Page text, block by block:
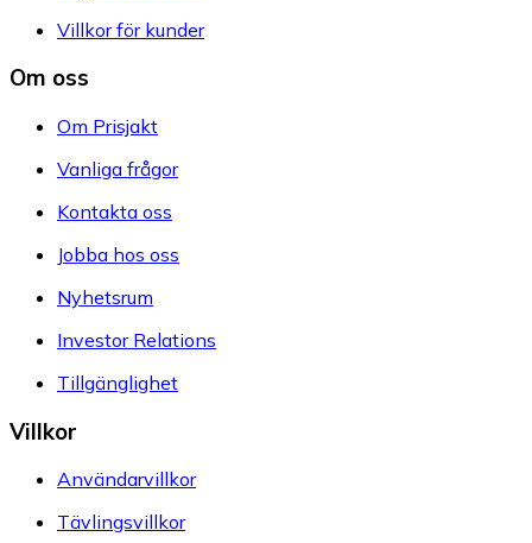
Villkor för kunder
Om oss
Om Prisjakt
Vanliga frågor
Kontakta oss
Jobba hos oss
Nyhetsrum
Investor Relations
Tillgänglighet
Villkor
Användarvillkor
Tävlingsvillkor